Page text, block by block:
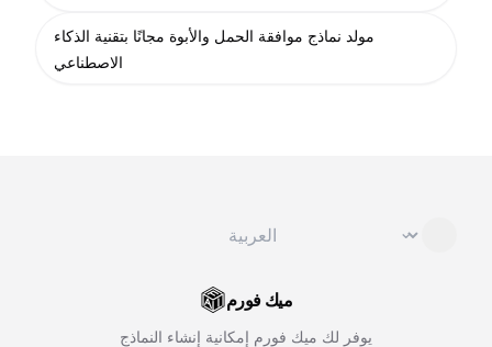
مولد نماذج موافقة الحمل والأبوة مجانًا بتقنية الذكاء
الاصطناعي
⌄
ميك فورم
يوفر لك ميك فورم إمكانية إنشاء النماذج